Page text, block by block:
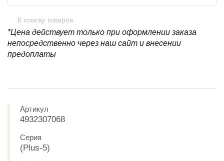
К списку товаров
*Цена действует только при оформлении заказа
непосредственно через наш сайт и внесении
предоплаты
Артикул
4932307068
Серия
(Plus-5)